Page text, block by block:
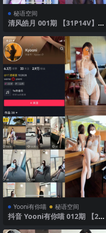
秘语空间
清风皓月 001期 【31P14V】2
Yooni有你喵 秘语空间
抖音 Yooni有你喵 012期 【26